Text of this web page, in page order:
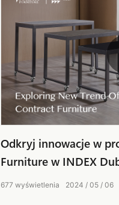
Odkryj innowacje w
Furniture w INDEX
2024 05 06
677 wyświetlenia